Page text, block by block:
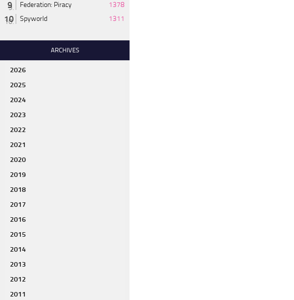
Federation: Piracy
1378
Spyworld
1311
ARCHIVES
2026
2025
2024
2023
2022
2021
2020
2019
2018
2017
2016
2015
2014
2013
2012
2011